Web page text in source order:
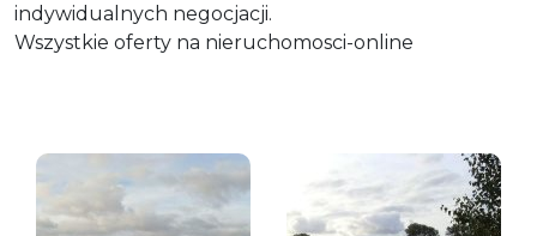
indywidualnych negocjacji.
Wszystkie oferty na nieruchomosci-online